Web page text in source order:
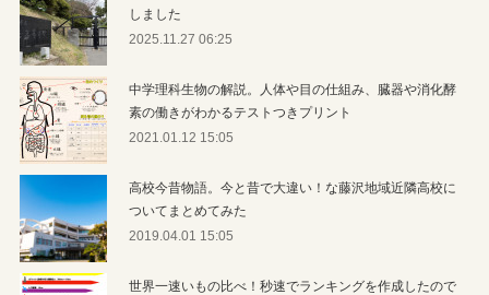
しました
2025.11.27 06:25
中学理科生物の解説。人体や目の仕組み、臓器や消化酵
素の働きがわかるテストつきプリント
2021.01.12 15:05
高校今昔物語。今と昔で大違い！な藤沢地域近隣高校に
ついてまとめてみた
2019.04.01 15:05
世界一速いもの比べ！秒速でランキングを作成したので